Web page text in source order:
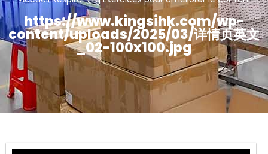
https://www.kingsihk.com/wp-
content/uploads/2025/03/详情页英文
_02-100x100.jpg